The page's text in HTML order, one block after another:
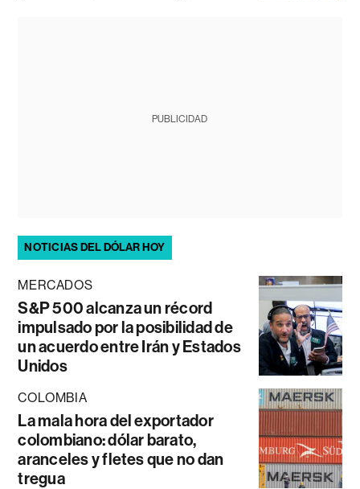
PUBLICIDAD
NOTICIAS DEL DÓLAR HOY
MERCADOS
S&P 500 alcanza un récord
impulsado por la posibilidad de
un acuerdo entre Irán y Estados
Unidos
COLOMBIA
La mala hora del exportador
colombiano: dólar barato,
aranceles y fletes que no dan
tregua